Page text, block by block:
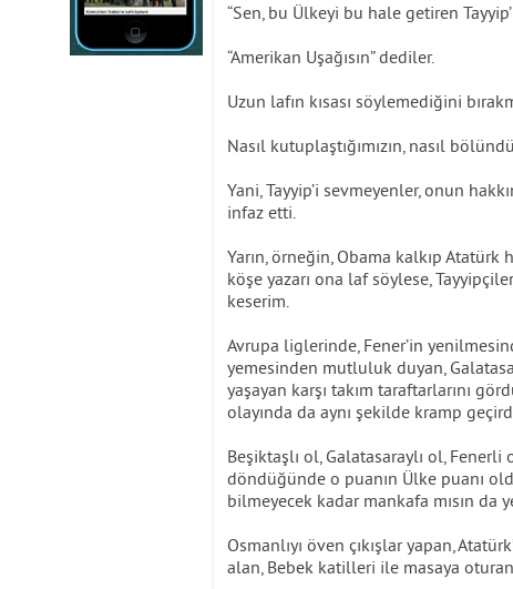
“Sen, bu Ülkeyi bu hale getiren
“Amerikan Uşağısın” dediler.
Uzun lafın kısası söylemediğini
Nasıl kutuplaştığımızın, nasıl
Yani, Tayyip’i sevmeyenler, onun
infaz etti.
Yarın, örneğin, Obama kalkıp
köşe yazarı ona laf söylese,
keserim.
Avrupa liglerinde, Fener’in
yemesinden mutluluk duyan,
yaşayan karşı takım taraftarlarını
olayında da aynı şekilde kramp
Beşiktaşlı ol, Galatasaraylı ol,
döndüğünde o puanın Ülke puanı
bilmeyecek kadar mankafa mısın da
Osmanlıyı öven çıkışlar yapan,
alan, Bebek katilleri ile masaya